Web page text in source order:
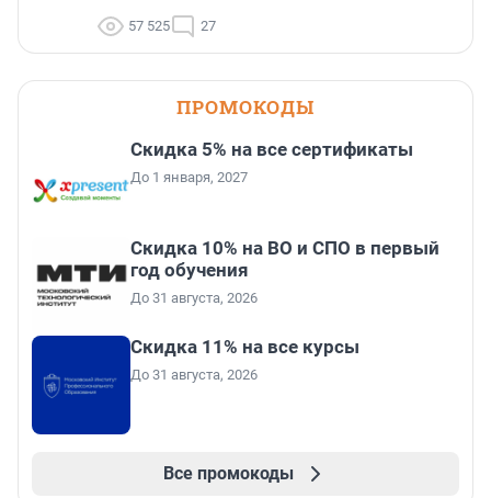
57 525 27
ПРОМОКОДЫ
Скидка 5% на все сертификаты
До 1 января, 2027
Скидка 10% на ВО и СПО в первый
год обучения
До 31 августа, 2026
Скидка 11% на все курсы
До 31 августа, 2026
Все промокоды